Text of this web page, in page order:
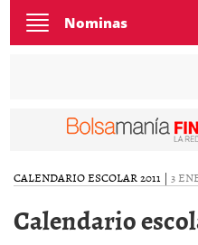
Toggle
navigation
Nominas
CALENDARIO ESCOLAR 2011 | 3
Calendario